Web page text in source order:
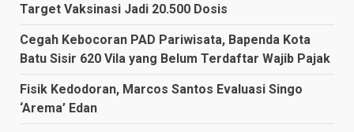
Target Vaksinasi Jadi 20.500 Dosis
Cegah Kebocoran PAD Pariwisata, Bapenda Kota
Batu Sisir 620 Vila yang Belum Terdaftar Wajib Pajak
Fisik Kedodoran, Marcos Santos Evaluasi Singo
‘Arema’ Edan